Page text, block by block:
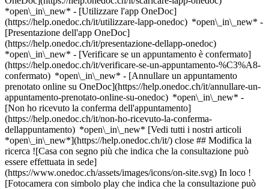
*open\_in\_new* - [Utilizzare l'app OneDoc]
(https://help.onedoc.ch/it/utilizzare-lapp-onedoc) *open\_in\_new* -
[Presentazione dell'app OneDoc]
(https://help.onedoc.ch/it/presentazione-dellapp-onedoc)
*open\_in\_new* - [Verificare se un appuntamento è confermato](https://help.onedoc.ch/it/verificare-se-un-appuntamento-%C3%A8-confermato) *open\_in\_new* - [Annullare un appuntamento prenotato online su OneDoc](https://help.onedoc.ch/it/annullare-un-appuntamento-prenotato-online-su-onedoc) *open\_in\_new* - [Non ho ricevuto la conferma dell'appuntamento](https://help.onedoc.ch/it/non-ho-ricevuto-la-conferma-dellappuntamento) *open\_in\_new* [Vedi tutti i nostri articoli *open\_in\_new*](https://help.onedoc.ch/it/) close ## Modifica la ricerca ![Casa con segno più che indica che la consultazione può essere effettuata in sede](https://www.onedoc.ch/assets/images/icons/on-site.svg) In loco ![Fotocamera con simbolo play che indica che la consultazione può essere effettuata a distanza in video](https://www.onedoc.ch/assets/images/icons/remote.svg) A distanza Cerca #### Specialità #### Professionisti #### Istituti edit Specialista in medicina interna generale a Magadino tune Filtra per Nuovo paziente*keyboard\_arrow\_down* - Accettato*check\_circle* Lingua parlata*keyboard\_arrow\_down* - Arabo*check\_circle* - Francese*check\_circle* - Greco*check\_circle* - Inglese*check\_circle* - Italiano*check\_circle* - Olandese*check\_circle* - Portoghese*check\_circle* - Russo*check\_circle* - Slovacco*check\_circle* - Spagnolo*check\_circle* - Tedesco*check\_circle* - Ungherese*check\_circle* Sesso*keyboard\_arrow\_down* - Donna*check\_circle* - Uomo*check\_circle* Rete*keyboard\_arrow\_down* - mediX*check\_circle* Disponibilità*keyboard\_arrow\_down* - Disponibile oggi*check\_circle* - Entro i prossimi 3 giorni*check\_circle* - Entro i prossimi 7 giorni*check\_circle* - Entro i prossimi 14 giorni*check\_circle* # __Specialista in medicina interna generale__ a __Magadino__: prenota il tuo appuntamento online oggi ## 2 risultati a Magadino [![Dr. Daniele Gaja, specialista in medicina interna generale a Magadino](https://assets.onedoc.ch/images/users/6e7366e0789f4e7497fb46fed020ef34e80ac002542218fee25fe56942d18ba1-small.png "Dr. Daniele Gaja, specialista in medicina interna generale a Magadino")](https://www.onedoc.ch/it/specialista-in-medicina-interna-generale/magadino/pbex3/dr-daniele-gaja) ### [Dr. Daniele Gaja](https://www.onedoc.ch/it/specialista-in-medicina-interna-generale/magadino/pbex3/dr-daniele-gaja) Specialista in medicina interna generale [Studio Medico Dr. med. D. Gaja](https://www.onedoc.ch/it/studio-medico/magadino/eu6n/studio-medico-dr-med-d-gaja) Via Cantonale 94 6573 Magadino ![Icona paziente con segno più che indica che il professionista accetta nuovi pazienti](https://www.onedoc.ch/assets/images/icons/new-patients.svg)Accetta nuovi pazienti [Prenota un appuntamento](https://www.onedoc.ch/it/specialista-in-medicina-interna-generale/magadino/pbex3/dr-daniele-gaja) Competenze:[Vaccinazione contro il virus del papilloma umano (HPV)](https://www.onedoc.ch/it/vaccinazione-contro-il-virus-del-papilloma-umano-hpv/magadino)Vedi di più *chevron\_left* mar 04 ago *chevron\_right* Vedi più appuntamenti Nessuna disponibilità online nei prossimi giorni Competenze:[Vaccinazione contro il virus del papilloma umano (HPV)](https://www.onedoc.ch/it/vaccinazione-contro-il-virus-del-papilloma-umano-hpv/magadino)Vedi di più [![Dr.ssa Vanessa Feyling Benitez, specialista in medicina interna generale a Magadino](https://assets.onedoc.ch/images/users/55c21539d6f70620ff22570d218eec36ab641a033cdc7ec4af14e24948233dbd-small.jpg "Dr.ssa Vanessa Feyling Benitez, specialista in medicina interna generale a Magadino")](https://www.onedoc.ch/it/specialista-in-medicina-interna-generale/magadino/pcvk8/dr-vanessa-feyling-benitez) ### [Dr.ssa Vanessa Feyling Benitez](https://www.onedoc.ch/it/specialista-in-medicina-interna-generale/magadino/pcvk8/dr-vanessa-feyling-benitez) Specialista in medicina interna generale Studio medico Magadino Via Cantonale 94 6573 Magadino ![Icona fotocamera con simbolo play che indica che il professionista offre videoconsulti](https://www.onedoc.ch/assets/images/icons/video-consultations.svg)Video-consulti disponibili ![Icona paziente con segno meno che indica che il professionista non accetta nuovi pazienti](https://www.onedoc.ch/assets/images/icons/no-new-patients.svg)Non accetta nuovi pazienti [Prenota un appuntamento](https://www.onedoc.ch/it/specialista-in-medicina-interna-generale/magadino/pcvk8/dr-vanessa-feyling-benitez) Competenze:[Controllo annuale](https://www.onedoc.ch/it/controllo-annuale/magadino), [Consigli di viaggio](https://www.onedoc.ch/it/consigli-di-viaggio/magadino), [Demenza | Alzheimer](https://www.onedoc.ch/it/demenza-alzheimer/magadino), [Esame di idoneità alla guida LIVELLO 1](https://www.onedoc.ch/it/esame-di-idoneita-alla-guida-livello-1/magadino), [Misure a lungo termine della pressione sanguigna | Monitoraggio della pressione sanguigna 24 ore](https://www.onedoc.ch/it/misure-a-lungo-termine-della-pressione-sanguigna-monitoraggio-della-pressione-sanguigna-24-ore/magadino), [Urgenza medicina generica](https://www.onedoc.ch/it/urgenza-medicina-generica/magadino)Vedi di più *chevron\_left* mar 04 ago *chevron\_right* Vedi più appuntamenti Nessuna disponibilità online nei prossimi giorni Competenze:[Controllo annuale](https://www.onedoc.ch/it/controllo-annuale/magadino), [Consigli di viaggio](https://www.onedoc.ch/it/consigli-di-viaggio/magadino), [Demenza | Alzheimer](https://www.onedoc.ch/it/demenza-alzheimer/magadino), [Esame di idoneità alla guida LIVELLO 1](https://www.onedoc.ch/it/esame-di-idoneita-alla-guida-livello-1/magadino), [Misure a lungo termine della pressione sanguigna | Monitoraggio della pressione sanguigna 24 ore](https://www.onedoc.ch/it/misure-a-lungo-termine-della-pressione-sanguigna-monitoraggio-della-pressione-sanguigna-24-ore/magadino), [Urgenza medicina generica](https://www.onedoc.ch/it/urgenza-medicina-generica/magadino)Vedi di più ## __Specialisti in medicina interna generale__: altri specialisti sono disponibili online nei pressi di __Magadino__ [![Dr.ssa med. Sibilla Anna Teresa Salvadeo, specialista in medicina interna generale a Lugano](https://assets.onedoc.ch/images/users/1dc09758be6a5c7263ea26baf3e0f987ff9d58811319222261f1c674be095874-small.png "Dr.ssa med. Sibilla Anna Teresa Salvadeo, specialista in medicina interna generale a Lugano")](https://www.onedoc.ch/it/specialista-in-medicina-interna-generale/lugano/pcu7q/dr-med-sibilla-anna-teresa-salvadeo) ### [Dr.ssa med. Sibilla Anna Teresa Salvadeo](https://www.onedoc.ch/it/specialista-in-medicina-interna-generale/lugano/pcu7q/dr-med-sibilla-anna-teresa-salvadeo) ![Badge che indica un profilo verificato](https://www.onedoc.ch/assets/images/icons/checkmark.svg) [Specialista in medicina interna generale](https://www.onedoc.ch/it/specialista-in-medicina-interna-generale/lugano) Studio Medico Beltramina Via Beltramina 3 6900 Lugano ![Icona fotocamera con simbolo play che indica che il professionista offre videoconsulti](https://www.onedoc.ch/assets/images/icons/video-consultations.svg)Video-consulti disponibili ![Icona paziente con segno più che indica che il professionista accetta nuovi pazienti](https://www.onedoc.ch/assets/images/icons/new-patients.svg)Accetta nuovi pazienti [Prenota un appuntamento](https://www.onedoc.ch/it/specialista-in-medicina-interna-generale/lugano/pcu7q/dr-med-sibilla-anna-teresa-salvadeo) Competenze:[Ecografia addominale](https://www.onedoc.ch/it/ecografia-addominale/lugano)Vedi di più *chevron\_left* mar 04 ago *chevron\_right* Vedi più appuntamenti *error\_outline* Si è verificato un errore durante il caricamento della disponibilità [Riprova](https://www.onedoc.ch) Competenze:[Ecografia addominale](https://www.onedoc.ch/it/ecografia-addominale/lugano)Vedi di più [![Dr. Enrico Margoler, specialista in medicina interna generale a Lugano](https://assets.onedoc.ch/images/users/040ad211d9326a7f76be34b39b692219b2069d327383ad6a68fd9f2956df2fe1-small.png "Dr. Enrico Margoler, specialista in medicina interna generale a Lugano")](https://www.onedoc.ch/it/specialista-in-medicina-interna-generale/lugano/pbe5n/dr-enrico-margoler) ### [Dr. Enrico Margoler](https://www.onedoc.ch/it/specialista-in-medicina-interna-generale/lugano/pbe5n/dr-enrico-margoler) ![Badge che indica un profilo verificato](https://www.onedoc.ch/assets/images/icons/checkmark.svg) [Specialista in medicina interna generale](https://www.onedoc.ch/it/specialista-in-medicina-interna-generale/lugano) Studio Medico Dr. med. Margoler Enrico Via Massagno 32 6900 Lugano ![Icona fotocamera con simbolo play che indica che il professionista offre videoconsulti](https://www.onedoc.ch/assets/images/icons/video-consultations.svg)Video-consulti disponibili ![Icona paziente con segno più che indica che il professionista accetta nuovi pazienti](https://www.onedoc.ch/assets/images/icons/new-patients.svg)Accetta nuovi pazienti [Prenota un appuntamento](https://www.onedoc.ch/it/specialista-in-medicina-interna-generale/lugano/pbe5n/dr-enrico-margoler) Competenze:[Controllo annuale](https://www.onedoc.ch/it/controllo-annuale/lugano), [Elettrocardiogramma (ECG)](https://www.onedoc.ch/it/elettrocardiogramma-ecg/lugano), [Vaccinazione per bambini | Vaccinazione per neonati | Consigli in vaccinazione pediatrica](https://www.onedoc.ch/it/vaccinazione-per-bambini-vaccinazione-per-neonati-consigli-in-vaccinazione-pediatrica/lugano)Vedi di più Competenze:[Controllo annuale](https://www.onedoc.ch/it/controllo-annuale/lugano), [Elettrocardiogramma (ECG)](https://www.onedoc.ch/it/elettrocardiogramma-ecg/lugano), [Vaccinazione per bambini | Vaccinazione per neonati | Consigli in vaccinazione pediatrica](https://www.onedoc.ch/it/vaccinazione-per-bambini-vaccinazione-per-neonati-consigli-in-vaccinazione-pediatrica/lugano)Vedi di più [![Dr. Andrea Farruggia, specialista in medicina interna generale a Lugano](https://assets.onedoc.ch/images/users/91ed8253c4e36b26d1b09b82acdc5